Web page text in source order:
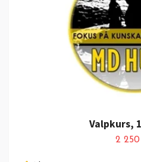
Valpkurs,
2